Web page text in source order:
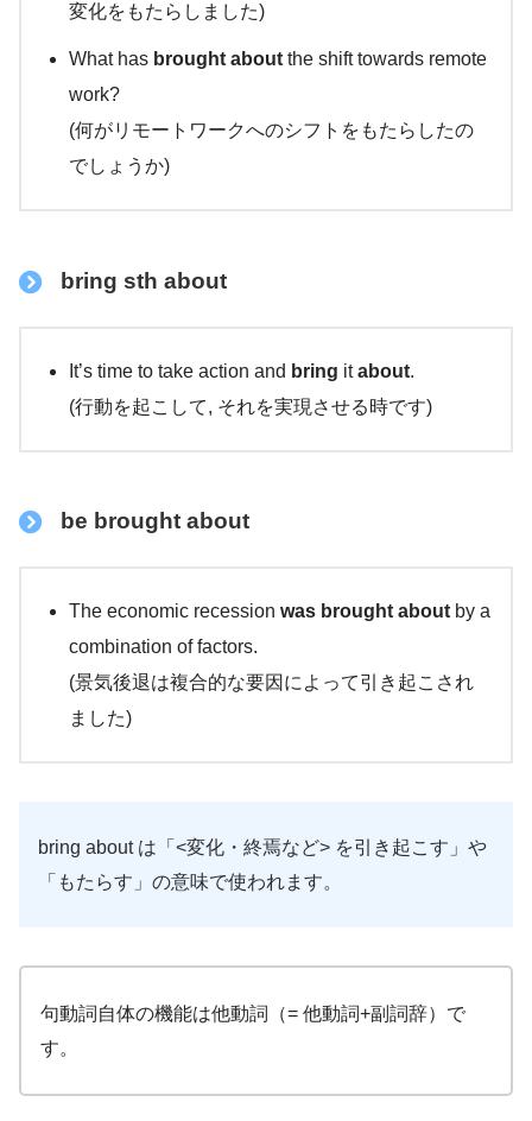
変化をもたらしました)
What has brought about the shift towards remote
work?
(何がリモートワークへのシフトをもたらしたの
でしょうか)
bring sth about
It’s time to take action and bring itabout.
(行動を起こして, それを実現させる時です)
be brought about
The economic recession was brought about by a
combination of factors.
(景気後退は複合的な要因によって引き起こされ
ました)
bring about は「<変化・終焉など> を引き起こす」や
「もたらす」の意味で使われます。
句動詞自体の機能は他動詞（= 他動詞+副詞辞）で
す。